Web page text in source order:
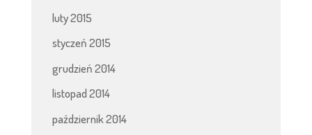
luty 2015
styczeń 2015
grudzień 2014
listopad 2014
październik 2014